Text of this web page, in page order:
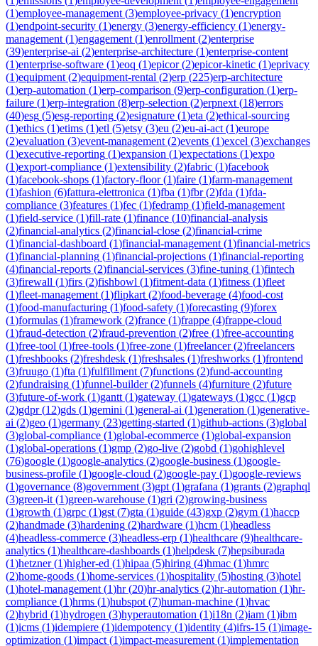
(1)employee-management (3)employee-privacy (1)encryption
(1)endpoint-security (1)energy (3)energy-efficiency (1)energy-
management (1)engagement (1)enrollment (2)enterprise
(39)enterprise-ai (2)enterprise-architecture (1)enterprise-content
(1)enterprise-software (1)eoq (1)epicor(2)epicor-kinetic (1)eprivacy
(1)equipment (2)equipment-rental (2)erp (225)erp-architecture
(1)erp-automation (1)erp-comparison (9)erp-configuration (1)erp-
failure (1)erp-integration (8)erp-selection (2)erpnext (18)errors
(40)esg (5)esg-reporting (2)esignature (1)eta (2)ethical-sourcing
(1)ethics (1)etims (1)etl (5)etsy (3)eu (2)eu-ai-act (1)europe
(2)evaluation (3)event-management (2)events (1)excel (3)exchanges
(1)executive-reporting (1)expansion (1)expectations (1)expo
(1)export-compliance (1)extensibility (2)fabric (1)facebook
(1)facebook-shops (1)factory-floor(1)faire (1)farm-management
(1)fashion (6)fattura-elettronica (1)fba (1)fbr(2)fda (1)fda-
compliance (3)features (1)fec (1)fedramp (1)field-management
(1)field-service (1)fill-rate (1)finance (10)financial-analysis
(2)financial-analytics (2)financial-close (2)financial-crime
(1)financial-dashboard (1)financial-management (1)financial-metrics
(1)financial-planning (1)financial-projections (1)financial-reporting
(4)financial-reports (2)financial-services (3)fine-tuning (1)fintech
(3)firewall (1)firs (2)fishbowl (1)fitment-data (1)fitness (1)fleet
(1)fleet-management (1)flipkart (2)food-beverage (4)food-cost
(1)food-manufacturing (1)food-safety (1)forecasting (9)forex
(1)formulas (1)framework (2)france (1)frappe (4)frappe-cloud
(1)fraud-detection (2)fraud-prevention (2)free (1)free-accounting
(1)free-tool (1)free-tools (1)free-zone (1)freelancer(2)freelancers
(1)freshbooks (2)freshdesk (1)freshsales (1)freshworks (1)frontend
(3)fruugo (1)fta (1)fulfillment (7)functions (2)fund-accounting
(2)fundraising (1)funnel-builder(2)funnels (4)furniture (2)future
(3)future-of-work (1)gantt (1)gateway (1)gateways (1)gcc (1)gcp
(2)gdpr(12)gds (1)gemini (1)general-ai (1)generation (1)generative-
ai (2)geo (1)germany (23)getting-started (1)github-actions (3)global
(3)global-compliance (1)global-ecommerce (1)global-expansion
(1)global-operations (1)gmp (2)go-live (2)gobd (1)gohighlevel
(76)google (1)google-analytics (2)google-business (1)google-
business-profile (1)google-cloud (2)google-pay (1)google-reviews
(1)governance (8)government (3)gpt (1)grafana (1)grants (2)graphql
(3)green-it (1)green-warehouse (1)gri (2)growing-business
(1)growth (1)grpc (1)gst (7)gta (1)guide (43)gxp (2)gym (1)haccp
(2)handmade (3)hardening (2)hardware (1)hcm (1)headless
(4)headless-commerce (3)headless-erp (1)healthcare (9)healthcare-
analytics (1)healthcare-dashboards (1)helpdesk (7)hepsiburada
(1)hetzner(1)higher-ed (1)hipaa (5)hiring (4)hmac (1)hmrc
(2)home-goods (1)home-services (1)hospitality (5)hosting (3)hotel
(1)hotel-management (1)hr(20)hr-analytics (2)hr-automation (1)hr-
compliance (1)hrms (1)hubspot (7)human-machine (1)hvac
(2)hybrid (1)hydrogen (3)hyperautomation (1)i18n (2)iam (1)ibm
(1)icms (1)idempiere (1)idempotency (1)identity (4)ifrs-15 (1)image-
optimization (1)impact (1)impact-measurement (1)implementation